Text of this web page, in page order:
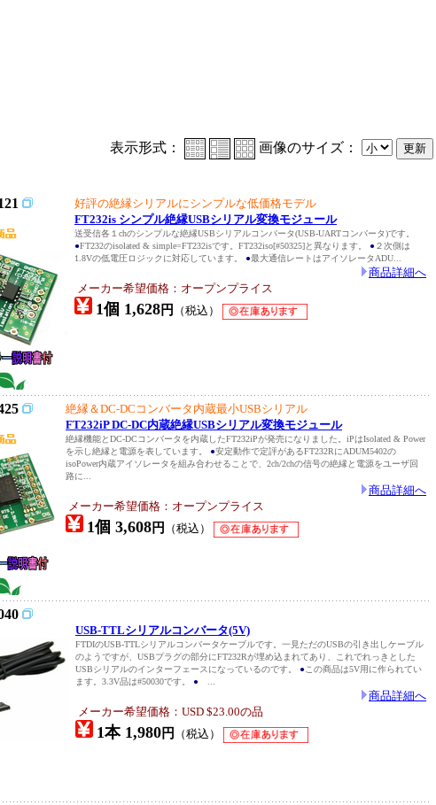
表示形式： 画像のサイズ：
好評の絶縁シリアルにシンプルな低価格モデル
FT232is シンプル絶縁USBシリアル変換モジュール
送受信各１chのシンプルな絶縁USBシリアルコンバータ(USB-UARTコンバータ)です。
●FT232のisolated & simple=FT232isです。FT232iso[#50325]と異なります。 ● ２次側は
1.8Vの低電圧ロジックに対応しています。 ●最大通信レートはアイソレータADU...
商品詳細へ
メーカー希望価格：オープンプライス
1個 1,628円 （税込）
絶縁＆DC-DCコンバータ内蔵最小USBシリアル
FT232iP DC-DC内蔵絶縁USBシリアル変換モジュール
絶縁機能とDC-DCコンバータを内蔵したFT232iPが発売になりました。iPはIsolated & Power
を示し絶縁と電源を表しています。 ●安定動作で定評があるFT232RにADUM5402の
isoPower内蔵アイソレータを組み合わせることで、2ch/2chの信号の絶縁と電源をユーザ回
路に...
商品詳細へ
メーカー希望価格：オープンプライス
1個 3,608円 （税込）
USB-TTLシリアルコンバータ(5V)
FTDIのUSB-TTLシリアルコンバータケーブルです。一見ただのUSBの引き出しケーブル
のようですが、USBプラグの部分にFT232Rが埋め込まれてあり、これでれっきとした
USBシリアルのインターフェースになっているのです。 ● この商品は5V用に作られてい
ます。3.3V品は#50030です。 ●
商品詳細へ
メーカー希望価格：USD $23.00の品
1本 1,980円 （税込）